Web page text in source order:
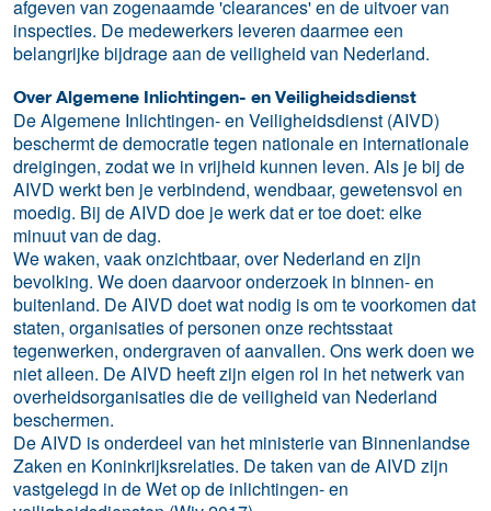
afgeven van zogenaamde 'clearances' en de uitvoer van
inspecties. De medewerkers leveren daarmee een
belangrijke bijdrage aan de veiligheid van Nederland.
Over Algemene Inlichtingen- en Veiligheidsdienst
De Algemene Inlichtingen- en Veiligheidsdienst (AIVD)
beschermt de democratie tegen nationale en internationale
dreigingen, zodat we in vrijheid kunnen leven. Als je bij de
AIVD werkt ben je verbindend, wendbaar, gewetensvol en
moedig. Bij de AIVD doe je werk dat er toe doet: elke
minuut van de dag.
We waken, vaak onzichtbaar, over Nederland en zijn
bevolking. We doen daarvoor onderzoek in binnen- en
buitenland. De AIVD doet wat nodig is om te voorkomen dat
staten, organisaties of personen onze rechtsstaat
tegenwerken, ondergraven of aanvallen. Ons werk doen we
niet alleen. De AIVD heeft zijn eigen rol in het netwerk van
overheidsorganisaties die de veiligheid van Nederland
beschermen.
De AIVD is onderdeel van het ministerie van Binnenlandse
Zaken en Koninkrijksrelaties. De taken van de AIVD zijn
vastgelegd in de Wet op de inlichtingen- en